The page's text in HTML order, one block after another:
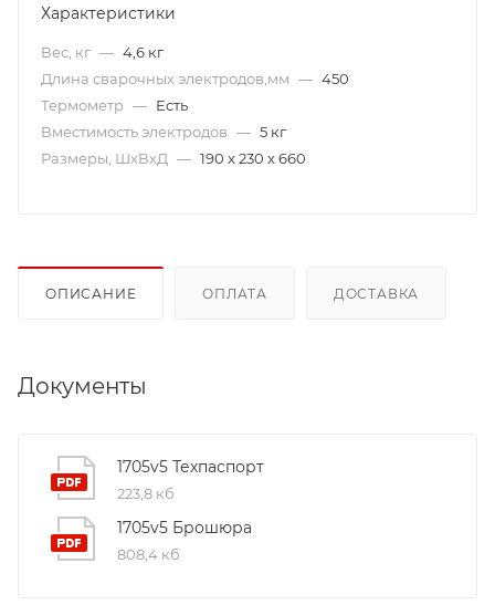
Характеристики
Вес, кг — 4,6 кг
Длина сварочных электродов,мм — 450
Термометр — Есть
Вместимость электродов — 5 кг
Размеры, ШхВхД — 190 x 230 x 660
ОПИСАНИЕ ОПЛАТА ДОСТАВКА
Документы
1705v5 Техпаспорт
223,8 кб
1705v5 Брошюра
808,4 кб